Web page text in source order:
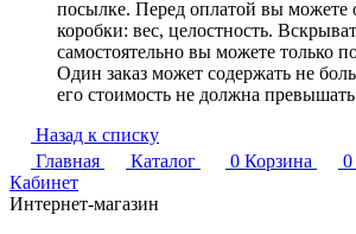
посылке. Перед оплатой вы можете
коробки: вес, целостность.
самостоятельно вы можете только
Один заказ может содержать не
его стоимость не должна
Назад к списку
Главная
Каталог 0 Корзина 0
Кабинет
Интернет-магазин